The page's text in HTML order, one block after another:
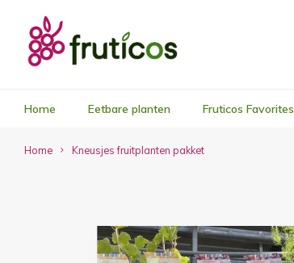
Home Eetbare planten Fruticos Favorites
Home Kneusjes fruitplanten pakket